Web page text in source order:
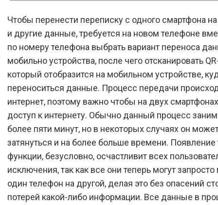
Чтобы перенести переписку с одного смартфона на
и другие данные, требуется на новом телефоне
по номеру телефона выбрать вариант переноса
мобильно устройства, после чего отсканировать
который отобразится на мобильном устройстве,
переноситься данные. Процесс передачи
интернет, поэтому важно чтобы на двух
доступ к интернету. Обычно данный процесс
более пяти минут, но в некоторых случаях он
затянуться и на более больше времени. Появление
функции, безусловно, осчастливит всех
исключения, так как все они теперь могут
один телефон на другой, делая это без опасений
потерей какой-либо информации. Все данные в